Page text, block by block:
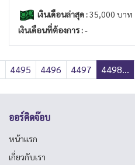
เงินเดือนล่าสุด :35,000 บาท
เงินเดือนที่ต้องการ :-
4495 4496 4497 4498...
ออร์คิดจ๊อบ
หน้าแรก
เกี่ยวกับเรา